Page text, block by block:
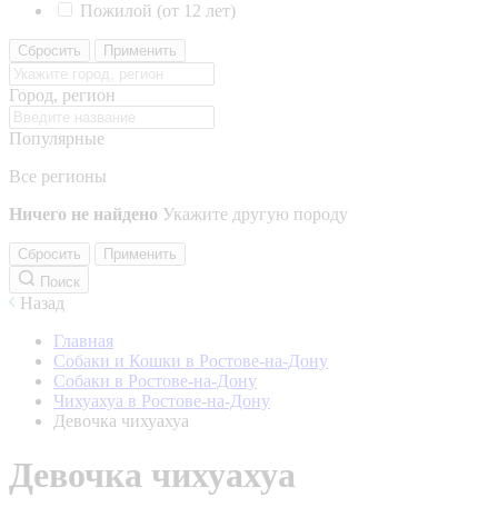
Пожилой (от 12 лет)
Сбросить Применить
Город, регион
Популярные
Все регионы
Ничего не найдено Укажите другую породу
Сбросить
Применить
Поиск
Назад
Главная
Собаки и Кошки в Ростове-на-Дону
Собаки в Ростове-на-Дону
Чихуахуа в Ростове-на-Дону
Девочка чихуахуа
Девочка чихуахуа